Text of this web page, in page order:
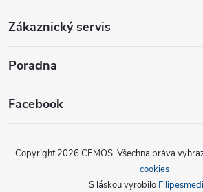
Zákaznický servis
Poradna
Facebook
Copyright 2026 CEMOS. Všechna práva
cookies
S láskou vyrobilo